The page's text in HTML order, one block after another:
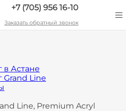
+7 (705) 956 16-10
Заказать обратный звонок
Астане
Line
Line, Premium Acryl